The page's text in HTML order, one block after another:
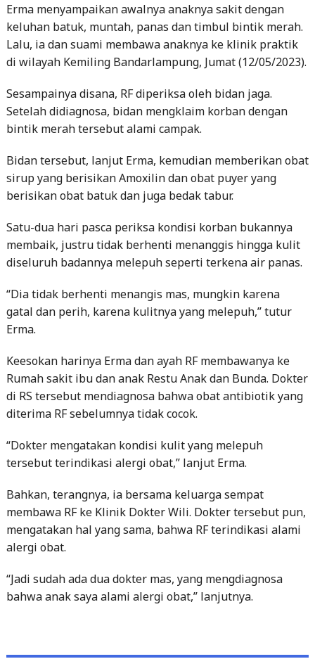
Erma menyampaikan awalnya anaknya sakit dengan
keluhan batuk, muntah, panas dan timbul bintik merah.
Lalu, ia dan suami membawa anaknya ke klinik praktik
di wilayah Kemiling Bandarlampung, Jumat (12/05/2023).
Sesampainya disana, RF diperiksa oleh bidan jaga.
Setelah didiagnosa, bidan mengklaim korban dengan
bintik merah tersebut alami campak.
Bidan tersebut, lanjut Erma, kemudian memberikan obat
sirup yang berisikan Amoxilin dan obat puyer yang
berisikan obat batuk dan juga bedak tabur.
Satu-dua hari pasca periksa kondisi korban bukannya
membaik, justru tidak berhenti menanggis hingga kulit
diseluruh badannya melepuh seperti terkena air panas.
“Dia tidak berhenti menangis mas, mungkin karena
gatal dan perih, karena kulitnya yang melepuh,” tutur
Erma.
Keesokan harinya Erma dan ayah RF membawanya ke
Rumah sakit ibu dan anak Restu Anak dan Bunda. Dokter
di RS tersebut mendiagnosa bahwa obat antibiotik yang
diterima RF sebelumnya tidak cocok.
“Dokter mengatakan kondisi kulit yang melepuh
tersebut terindikasi alergi obat,” lanjut Erma.
Bahkan, terangnya, ia bersama keluarga sempat
membawa RF ke Klinik Dokter Wili. Dokter tersebut pun,
mengatakan hal yang sama, bahwa RF terindikasi alami
alergi obat.
“Jadi sudah ada dua dokter mas, yang mengdiagnosa
bahwa anak saya alami alergi obat,” lanjutnya.